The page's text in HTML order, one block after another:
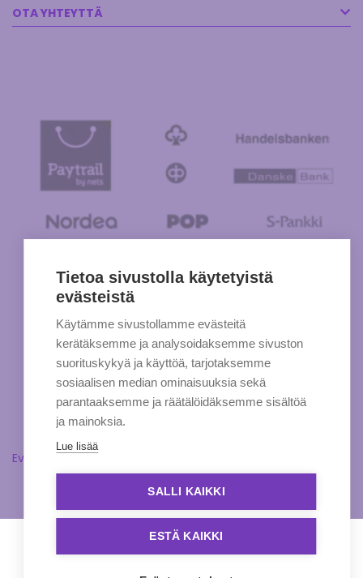
OTA YHTEYTTÄ
Evästeasetukset
Tietoa sivustolla käytetyistä
evästeistä
Käytämme sivustollamme evästeitä
kerätäksemme ja analysoidaksemme sivuston
suorituskykyä ja käyttöä, tarjotaksemme
sosiaalisen median ominaisuuksia sekä
parantaaksemme ja räätälöidäksemme sisältöä
ja mainoksia.
Lue lisää
SALLI KAIKKI
ESTÄ KAIKKI